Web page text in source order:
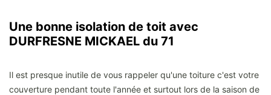
Une bonne isolation de toit avec
DURFRESNE MICKAEL du 71
Il est presque inutile de vous rappeler qu'une toiture c'est votre
couverture pendant toute l'année et surtout lors de la saison de